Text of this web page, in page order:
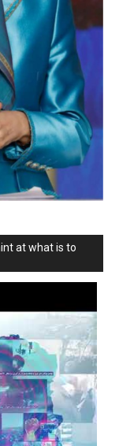
at what is to